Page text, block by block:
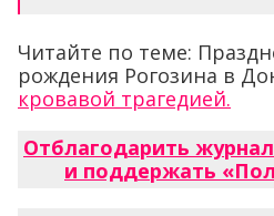
Читайте по теме:
рождения Рогозина в
кровавой трагедией.
Отблагодарить
и поддержать